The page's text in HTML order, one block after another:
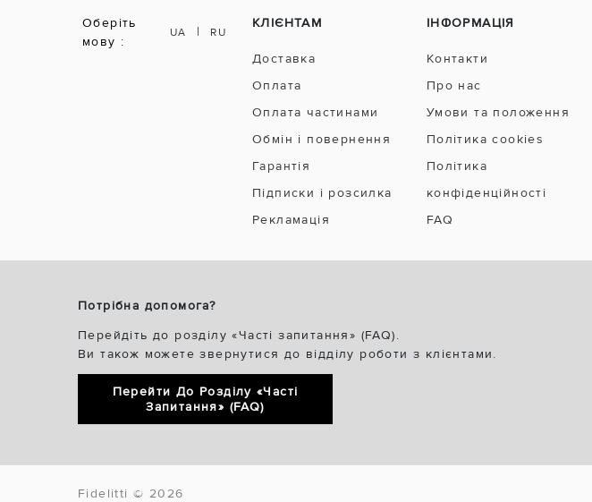
Оберіть
мову :
UA | RU
КЛІЄНТАМ
Доставка
Оплата
Оплата частинами
Обмін і повернення
Гарантія
Підписки і розсилка
Рекламація
ІНФОРМАЦІЯ
Контакти
Про нас
Умови та положення
Політика cookies
Політика
конфіденційності
FAQ
Потрібна допомога?
Перейдіть до розділу «Часті запитання» (FAQ).
Ви також можете звернутися до відділу роботи з клієнтами.
Перейти До Розділу «Часті
Запитання» (FAQ)
Fidelitti © 2026